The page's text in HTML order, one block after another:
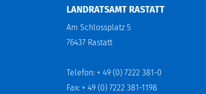
LANDRATSAMT RASTATT
Am Schlossplatz 5
76437 Rastatt
Telefon: + 49 (0) 7222 381-0
Fax: + 49 (0) 7222 381-1198